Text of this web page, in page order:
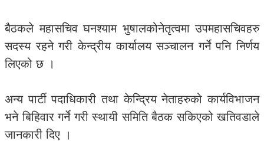
बैठकले महासचिव घनश्याम भुषालकोनेतृत्वमा उपमहासचिवहरु
सदस्य रहने गरी केन्द्रीय कार्यालय सञ्चालन गर्ने पनि निर्णय
लिएको छ ।
अन्य पार्टी पदाधिकारी तथा केन्द्रिय नेताहरुको कार्यविभाजन
भने बिहिवार गर्ने गरी स्थायी समिति बैठक सकिएको खतिवडाले
जानकारी दिए ।